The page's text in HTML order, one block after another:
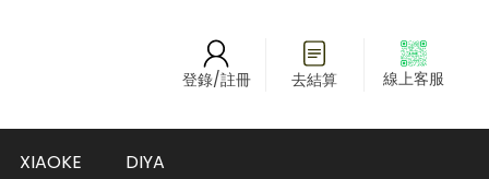
登錄/註冊 去結算 線上客服
XIAOKE DIYA